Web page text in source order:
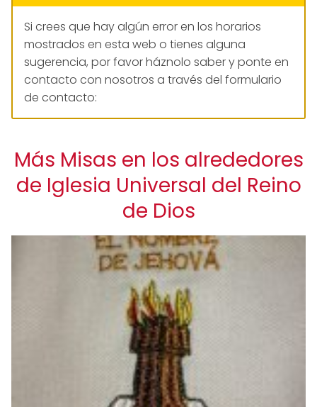
Si crees que hay algún error en los horarios
mostrados en esta web o tienes alguna
sugerencia, por favor háznolo saber y ponte en
contacto con nosotros a través del formulario
de contacto:
Más Misas en los alrededores
de Iglesia Universal del Reino
de Dios